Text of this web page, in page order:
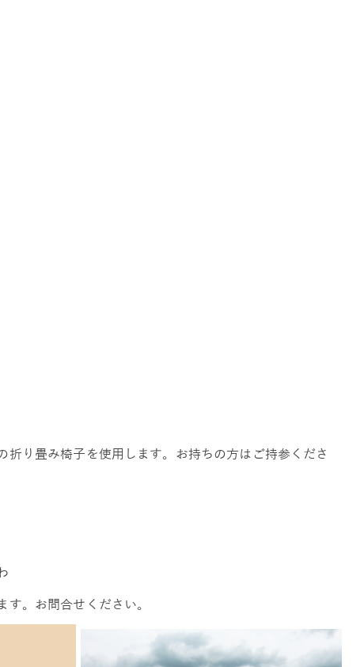
り畳み椅子を使用します。お持ちの方はご持参くださ
。お問合せください。